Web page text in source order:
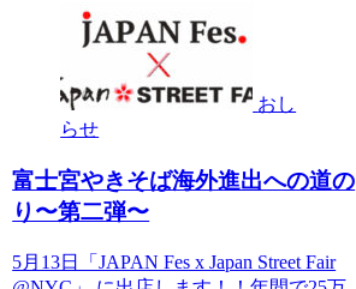
おし
らせ
富士宮やきそば海外進出への道の
り〜第二弾〜
5月13日「JAPAN Fes x Japan Street Fair